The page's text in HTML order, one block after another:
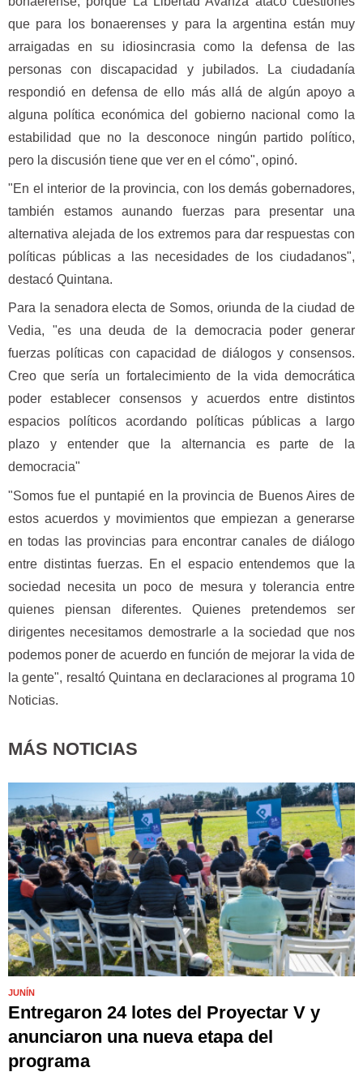
que para los bonaerenses y para la argentina están muy
arraigadas en su idiosincrasia como la defensa de las
personas con discapacidad y jubilados. La ciudadanía
respondió en defensa de ello más allá de algún apoyo a
alguna política económica del gobierno nacional como la
estabilidad que no la desconoce ningún partido político,
pero la discusión tiene que ver en el cómo", opinó.
"En el interior de la provincia, con los demás gobernadores,
también estamos aunando fuerzas para presentar una
alternativa alejada de los extremos para dar respuestas con
políticas públicas a las necesidades de los ciudadanos",
destacó Quintana.
Para la senadora electa de Somos, oriunda de la ciudad de
Vedia, "es una deuda de la democracia poder generar
fuerzas políticas con capacidad de diálogos y consensos.
Creo que sería un fortalecimiento de la vida democrática
poder establecer consensos y acuerdos entre distintos
espacios políticos acordando políticas públicas a largo
plazo y entender que la alternancia es parte de la
democracia"
"Somos fue el puntapié en la provincia de Buenos Aires de
estos acuerdos y movimientos que empiezan a generarse
en todas las provincias para encontrar canales de diálogo
entre distintas fuerzas. En el espacio entendemos que la
sociedad necesita un poco de mesura y tolerancia entre
quienes piensan diferentes. Quienes pretendemos ser
dirigentes necesitamos demostrarle a la sociedad que nos
podemos poner de acuerdo en función de mejorar la vida de
la gente", resaltó Quintana en declaraciones al programa 10
Noticias.
MÁS NOTICIAS
JUNÍN
Entregaron 24 lotes del Proyectar V y
anunciaron una nueva etapa del
programa